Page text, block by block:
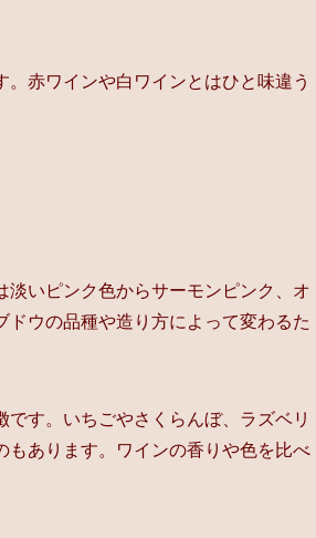
赤ワインや白ワインとはひと味違う
淡いピンク色からサーモンピンク、オ
ウの品種や造り方によって変わるた
す。いちごやさくらんぼ、ラズベリ
もあります。ワインの香りや色を比べ